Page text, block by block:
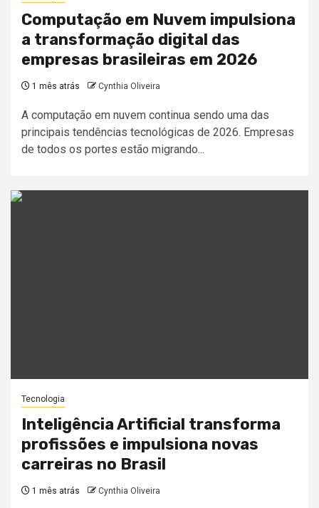
Computação em Nuvem impulsiona
a transformação digital das
empresas brasileiras em 2026
1 mês atrás Cynthia Oliveira
A computação em nuvem continua sendo uma das
principais tendências tecnológicas de 2026. Empresas
de todos os portes estão migrando...
Tecnologia
Inteligência Artificial transforma
profissões e impulsiona novas
carreiras no Brasil
1 mês atrás Cynthia Oliveira